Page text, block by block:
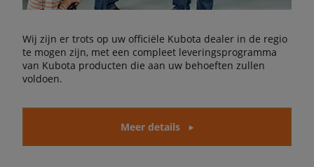
Wij zijn er trots op uw officiële Kubota dealer in de regio
te mogen zijn, met een compleet leveringsprogramma
van Kubota producten die aan uw behoeften zullen
voldoen.
Meer details